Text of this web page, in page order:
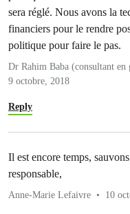
sera réglé. Nous avons la
financiers pour le rendre
politique pour faire le pas.
Dr Rahim Baba (consultant
9 octobre, 2018
Reply
Il est encore temps,
responsable,
Anne-Marie Lefaivre 10